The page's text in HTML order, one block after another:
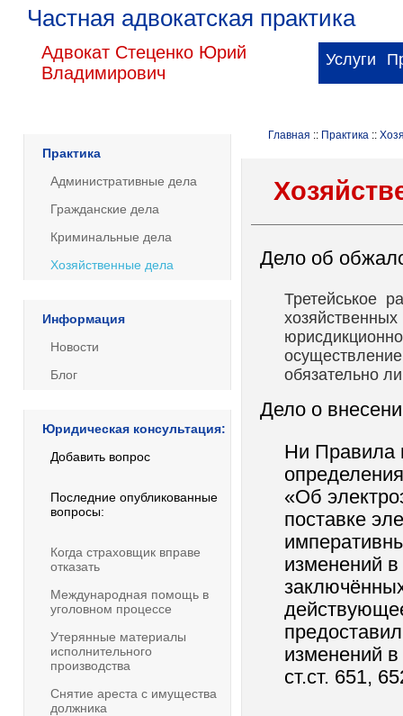
Частная адвокатская практика
Адвокат Стеценко Юрий
Владимирович
Услуги
Практика
Административные дела
Гражданские дела
Криминальные дела
Хозяйственные дела
Информация
Новости
Блог
Юридическая консультация:
Добавить вопрос
Последние опубликованные
вопросы:
Когда страховщик вправе
отказать
Международная помощь в
уголовном процессе
Утерянные материалы
исполнительного
производства
Снятие ареста с имущества
должника
Главная :: Практика ::
Дело об
Третейськое
обязательно
Дело о
Ни Правила
«Об
поставке
изменений в
изменений
ст.ст. 651,